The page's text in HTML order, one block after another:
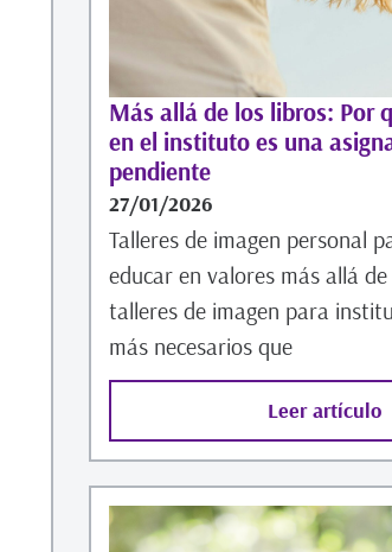
Más allá de los libros: Por
en el instituto es una
pendiente
27/01/2026
Talleres de imagen personal
educar en valores más allá
talleres de imagen para
más necesarios que
Leer artículo